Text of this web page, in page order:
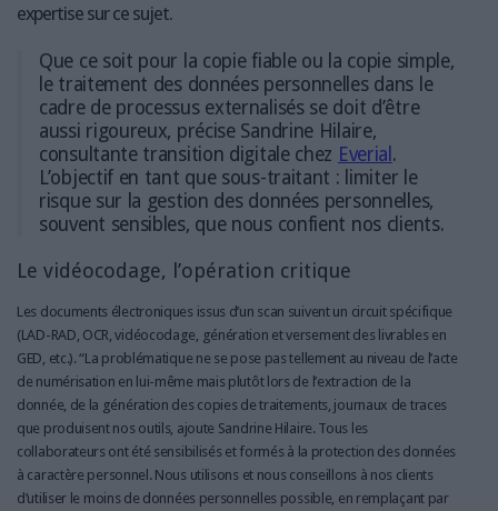
expertise sur ce sujet.
Que ce soit pour la copie fiable ou la copie simple,
le traitement des données personnelles dans le
cadre de processus externalisés se doit d’être
aussi rigoureux, précise Sandrine Hilaire,
consultante transition digitale chez Everial .
L’objectif en tant que sous-traitant : limiter le
risque sur la gestion des données personnelles,
souvent sensibles, que nous confient nos clients.
Le vidéocodage, l’opération critique
Les documents électroniques issus d’un scan suivent un circuit spécifique
(LAD-RAD, OCR, vidéocodage, génération et versement des livrables en
GED, etc.). “La problématique ne se pose pas tellement au niveau de l’acte
de numérisation en lui-même mais plutôt lors de l’extraction de la
donnée, de la génération des copies de traitements, journaux de traces
que produisent nos outils, ajoute Sandrine Hilaire. Tous les
collaborateurs ont été sensibilisés et formés à la protection des données
à caractère personnel. Nous utilisons et nous conseillons à nos clients
d’utiliser le moins de données personnelles possible, en remplaçant par